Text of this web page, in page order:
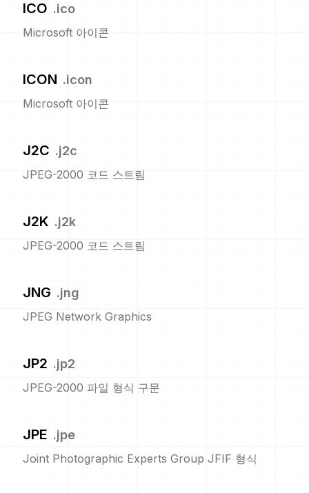
ICO .ico
Microsoft 아이콘
ICON .icon
Microsoft 아이콘
J2C .j2c
JPEG-2000 코드 스트림
J2K .j2k
JPEG-2000 코드 스트림
JNG .jng
JPEG Network Graphics
JP2 .jp2
JPEG-2000 파일 형식 구문
JPE .jpe
Joint Photographic Experts Group JFIF 형식